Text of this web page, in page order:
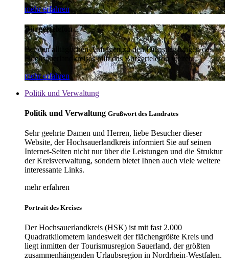
mehr erfahren
Bürgertelefon
Bei den alltäglichen Anfragen zu den Dienstleistungen des
Hochsauerlandkreises hilft das Bürgertelefon weiter.
mehr erfahren
Politik und Verwaltung
Politik und Verwaltung Grußwort des Landrates
Sehr geehrte Damen und Herren, liebe Besucher dieser
Website, der Hochsauerlandkreis informiert Sie auf seinen
Internet-Seiten nicht nur über die Leistungen und die Struktur
der Kreisverwaltung, sondern bietet Ihnen auch viele weitere
interessante Links.
mehr erfahren
Portrait des Kreises
Der Hochsauerlandkreis (HSK) ist mit fast 2.000
Quadratkilometern landesweit der flächengrößte Kreis und
liegt inmitten der Tourismusregion Sauerland, der größten
zusammenhängenden Urlaubsregion in Nordrhein-Westfalen.